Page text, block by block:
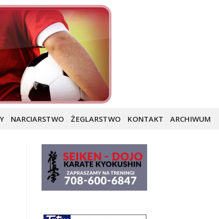
NARCIARSTWO ŻEGLARSTWO KONTAKT ARCHIWUM